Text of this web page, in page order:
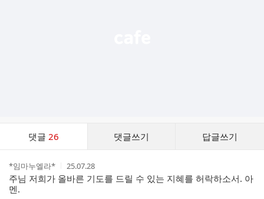
댓글26 댓글쓰기 답글쓰기
작
성
자
*임마누엘라*
작
성
시
25.07.28
주님 저희가 올바른 기도를 드릴 수 있는 지혜를 허락하소서. 아
멘.